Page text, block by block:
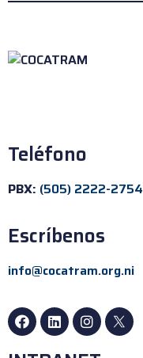
Teléfono
PBX: (505) 2222-2754
Escríbenos
info@cocatram.org.ni